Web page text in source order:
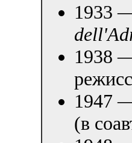
1933
1938
1947
(в